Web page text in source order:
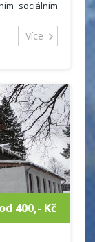
sociálním
s televizí,
s ohništěm.
Více
400,- Kč